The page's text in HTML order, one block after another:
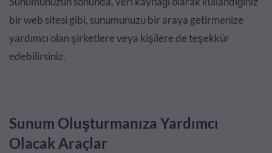
bir web sitesi gibi, sunumunuzu bir araya getirmenize
yardımcı olan şirketlere veya kişilere de teşekkür
edebilirsiniz.
Sunum Oluşturmanıza Yardımcı
Olacak Araçlar